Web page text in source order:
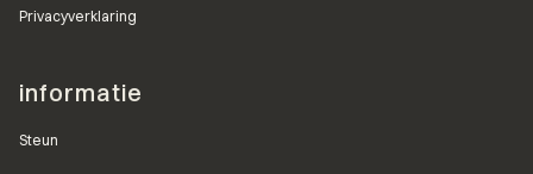
Privacyverklaring
informatie
Steun